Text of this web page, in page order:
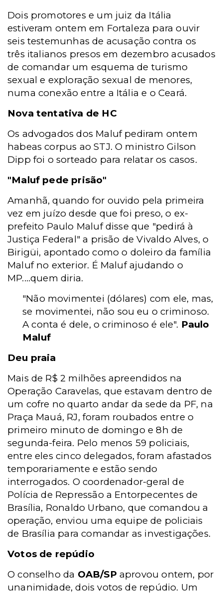
Dois promotores e um juiz da Itália
estiveram ontem em Fortaleza para ouvir
seis testemunhas de acusação contra os
três italianos presos em dezembro acusados
de comandar um esquema de turismo
sexual e exploração sexual de menores,
numa conexão entre a Itália e o Ceará.
Nova tentativa de HC
Os advogados dos Maluf pediram ontem
habeas corpus ao STJ. O ministro Gilson
Dipp foi o sorteado para relatar os casos.
"Maluf pede prisão"
Amanhã, quando for ouvido pela primeira
vez em juízo desde que foi preso, o ex-
prefeito Paulo Maluf disse que "pedirá à
Justiça Federal" a prisão de Vivaldo Alves, o
Birigüi, apontado como o doleiro da família
Maluf no exterior. É Maluf ajudando o
MP....quem diria.
"Não movimentei (dólares) com ele, mas,
se movimentei, não sou eu o criminoso.
A conta é dele, o criminoso é ele". Paulo
Maluf
Deu praia
Mais de R$ 2 milhões apreendidos na
Operação Caravelas, que estavam dentro de
um cofre no quarto andar da sede da PF, na
Praça Mauá, RJ, foram roubados entre o
primeiro minuto de domingo e 8h de
segunda-feira. Pelo menos 59 policiais,
entre eles cinco delegados, foram afastados
temporariamente e estão sendo
interrogados. O coordenador-geral de
Polícia de Repressão a Entorpecentes de
Brasília, Ronaldo Urbano, que comandou a
operação, enviou uma equipe de policiais
de Brasília para comandar as investigações.
Votos de repúdio
O conselho da OAB/SP aprovou ontem, por
unanimidade, dois votos de repúdio. Um